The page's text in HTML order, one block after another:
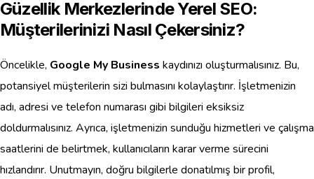
Güzellik Merkezlerinde Yerel SEO:
Müşterilerinizi Nasıl Çekersiniz?
Öncelikle, Google My Business kaydınızı oluşturmalısınız. Bu,
potansiyel müşterilerin sizi bulmasını kolaylaştırır. İşletmenizin
adı, adresi ve telefon numarası gibi bilgileri eksiksiz
doldurmalısınız. Ayrıca, işletmenizin sunduğu hizmetleri ve çalışma
saatlerini de belirtmek, kullanıcıların karar verme sürecini
hızlandırır. Unutmayın, doğru bilgilerle donatılmış bir profil,